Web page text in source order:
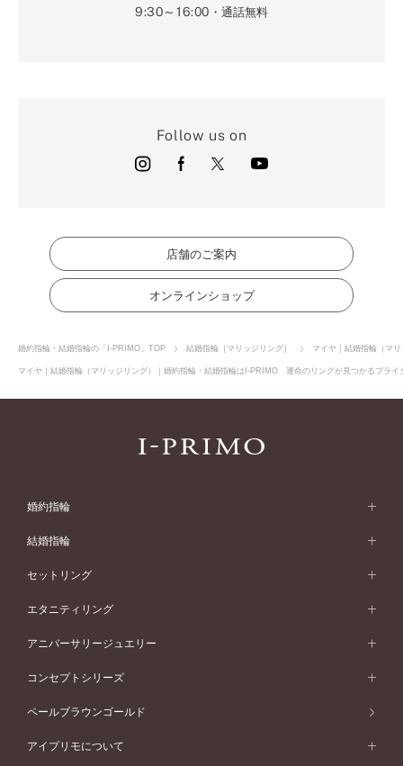
9:30～16:00 ・通話無料
Follow us on
店舗のご案内
オンラインショップ
婚約指輪・結婚指輪の「I-PRIMO」TOP 結婚指輪［マリッジリング］ マイヤ｜結婚指輪（マ
マイヤ｜結婚指輪（マリッジリング）｜婚約指輪・結婚指輪はI-PRIMO 運命のリングが見つかるブラ
婚約指輪
婚約指輪 (エンゲージリング)
婚約指輪一覧
ピンクゴールド
ペールブラウンゴールド
ウェーブライン
V字ライン
ワンサイドメレ
ダブルサイドメレ
シンプル
フェミニン
50万円台～
結婚指輪
結婚指輪 (マリッジリング)
結婚指輪一覧
ピンクゴールド
ペールブラウンゴールド
ウェーブライン
V字ライン
ワンメレ
シンプル
セットリング
セットリング
セットリング一覧
ピンクゴールド
エタニティリング
エタニティリング
エタニティリング一覧
アニバーサリージュエリー
アニバーサリージュエリー
アニバーサリージュエリー一覧
コンセプトシリーズ
コンセプトシリーズ
オリジンビリーフ
ペールブラウンゴールド
アイプリモについて